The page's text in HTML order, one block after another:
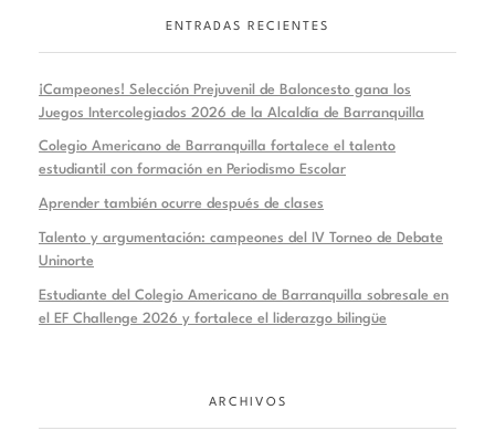
ENTRADAS RECIENTES
¡Campeones! Selección Prejuvenil de Baloncesto gana los
Juegos Intercolegiados 2026 de la Alcaldía de Barranquilla
Colegio Americano de Barranquilla fortalece el talento
estudiantil con formación en Periodismo Escolar
Aprender también ocurre después de clases
Talento y argumentación: campeones del IV Torneo de Debate
Uninorte
Estudiante del Colegio Americano de Barranquilla sobresale en
el EF Challenge 2026 y fortalece el liderazgo bilingüe
ARCHIVOS